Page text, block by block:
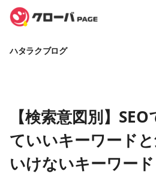
ハタラクブログ
【検索意図別】
ていいキーワード
いけないキーワード